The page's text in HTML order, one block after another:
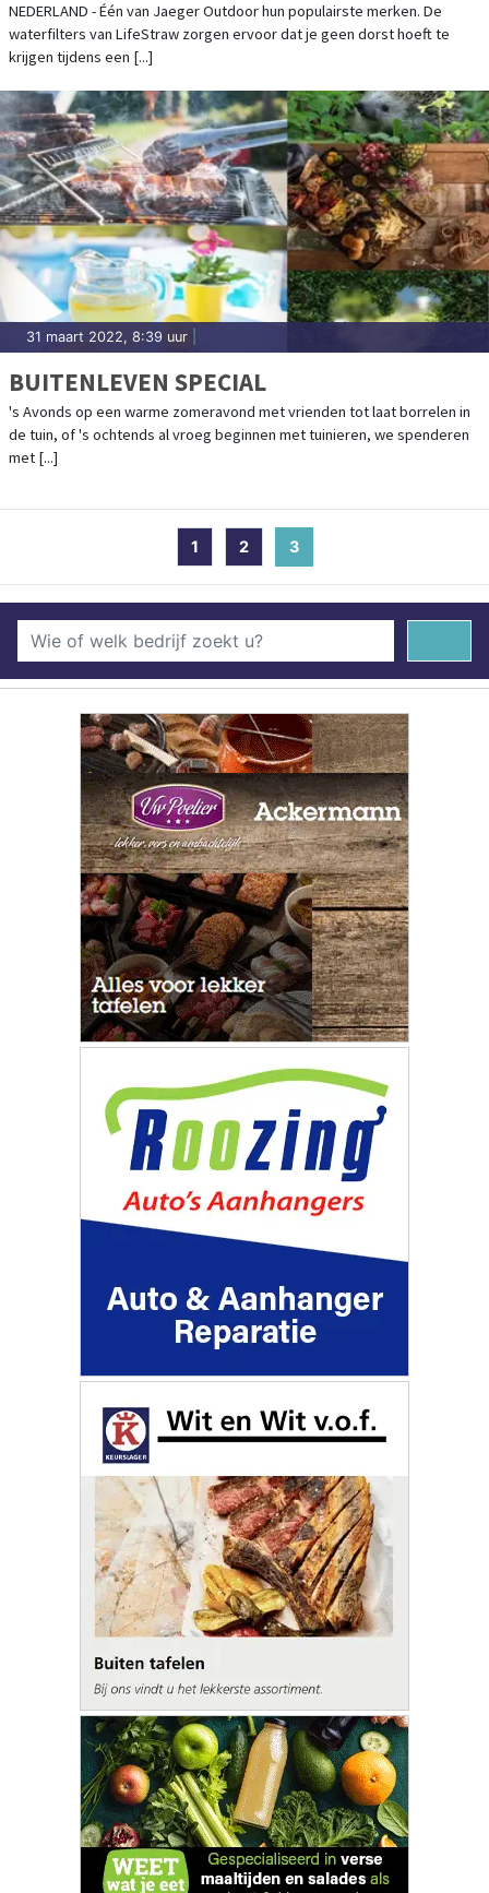
NEDERLAND - Één van Jaeger Outdoor hun populairste merken. De
waterfilters van LifeStraw zorgen ervoor dat je geen dorst hoeft te
krijgen tijdens een [...]
31 maart 2022, 8:39 uur
BUITENLEVEN SPECIAL
's Avonds op een warme zomeravond met vrienden tot laat borrelen in
de tuin, of 's ochtends al vroeg beginnen met tuinieren, we spenderen
met [...]
1 2 3(current)